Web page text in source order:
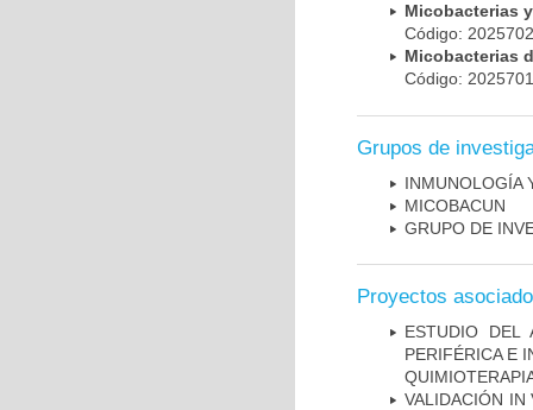
Micobacterias
Código:
Micobacterias
Código:
Grupos de
INMUNOLOGÍA
MICOBAC­UN
GRUPO DE
Proyectos
ESTUDIO DEL
PERIFÉRICA E
VALIDACIÓN IN